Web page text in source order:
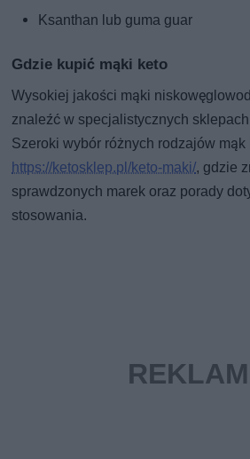
Ksanthan lub guma guar
Gdzie kupić mąki keto
Wysokiej jakości mąki
znaleźć w specjalistycznych
Szeroki wybór różnych rodzajów mąk
https://ketosklep.pl/keto-maki/, gdzie
sprawdzonych marek oraz porady
stosowania.